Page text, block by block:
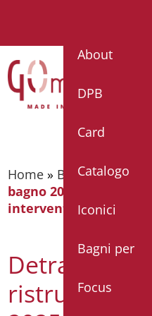
Home » Blog»
bagno 2025: chi può
interventi ammessi?
Detrazione
About
DPB
Card
Catalogo
Iconici
Bagni per
Focus